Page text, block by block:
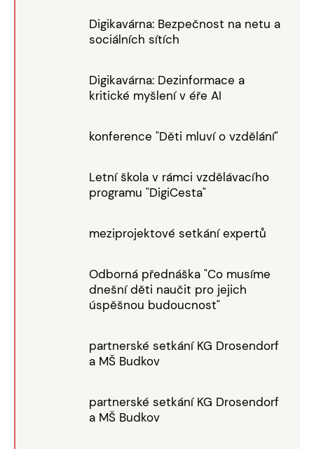
Digikavárna: Bezpečnost na netu a
sociálních sítích
Digikavárna: Dezinformace a
kritické myšlení v éře AI
konference "Děti mluví o vzdělání"
Letní škola v rámci vzdělávacího
programu "DigiCesta"
meziprojektové setkání expertů
Odborná přednáška "Co musíme
dnešní děti naučit pro jejich
úspěšnou budoucnost"
partnerské setkání KG Drosendorf
a MŠ Budkov
partnerské setkání KG Drosendorf
a MŠ Budkov